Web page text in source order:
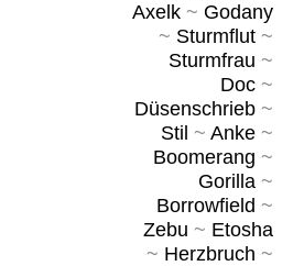
Axelk~ Godany
~ Sturmflut~
Sturmfrau ~
Doc~
Düsenschrieb~
Stil ~ Anke~
Boomerang ~
Gorilla~
Borrowfield ~
Zebu ~ Etosha
~ Herzbruch ~